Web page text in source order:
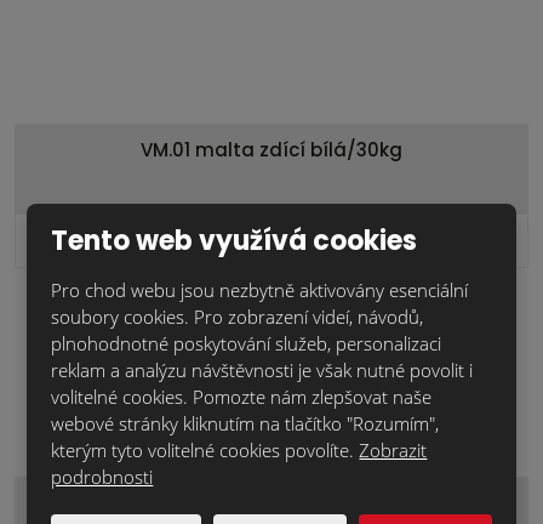
VM.01 malta zdící bílá/30kg
Cena za ks: 604,2 Kč
Soubory ke stažení:
Prohlášení o vlastnostech 304.78 KB
CE 294.93 KB
Tento web využívá cookies
Pro chod webu jsou nezbytně aktivovány esenciální
soubory cookies. Pro zobrazení videí, návodů,
plnohodnotné poskytování služeb, personalizaci
reklam a analýzu návštěvnosti je však nutné povolit i
volitelné cookies. Pomozte nám zlepšovat naše
webové stránky kliknutím na tlačítko "Rozumím",
kterým tyto volitelné cookies povolíte.Zobrazit
podrobnosti